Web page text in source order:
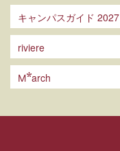
キャンパスガイド 2027
riviere
M arch